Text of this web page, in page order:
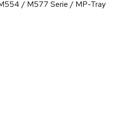
/ M577 Serie / MP-Tray